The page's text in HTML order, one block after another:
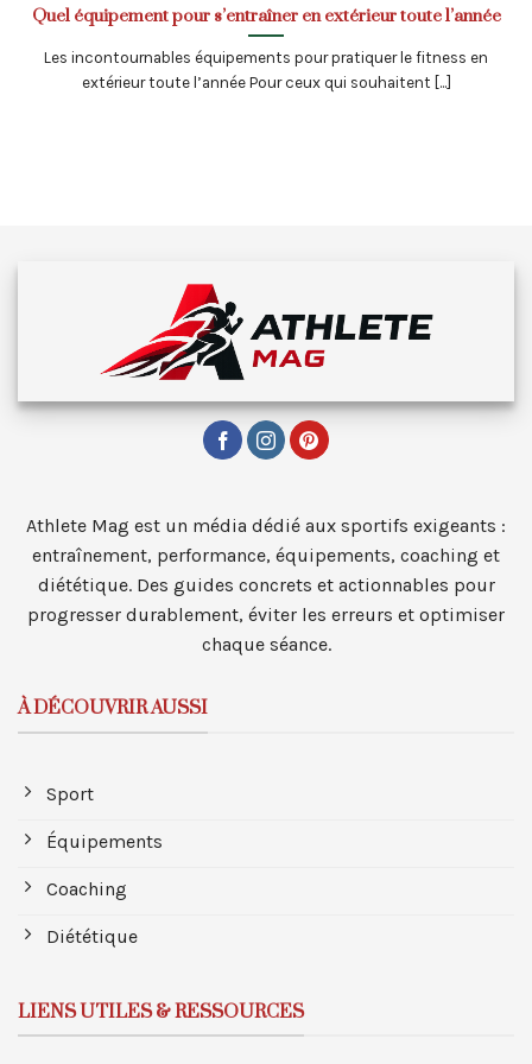
Quel équipement pour s’entraîner en extérieur toute l’année
Les incontournables équipements pour pratiquer le fitness en
extérieur toute l’année Pour ceux qui souhaitent [...]
Athlete Mag est un média dédié aux sportifs exigeants :
entraînement, performance, équipements, coaching et
diététique. Des guides concrets et actionnables pour
progresser durablement, éviter les erreurs et optimiser
chaque séance.
À DÉCOUVRIR AUSSI
Sport
Équipements
Coaching
Diététique
LIENS UTILES & RESSOURCES